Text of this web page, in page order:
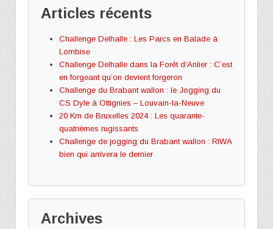
Articles récents
Challenge Delhalle : Les Parcs en Balade à
Lombise
Challenge Delhalle dans la Forêt d’Anlier : C’est
en forgeant qu’on devient forgeron
Challenge du Brabant wallon : le Jogging du
CS Dyle à Ottignies – Louvain-la-Neuve
20 Km de Bruxelles 2024 : Les quarante-
quatrièmes rugissants
Challenge de jogging du Brabant wallon : RIWA
bien qui arrivera le dernier
Archives